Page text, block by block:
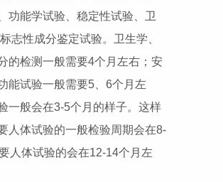
功能学试验、稳定性试验、卫
志性成分鉴定试验。卫生学、
的检测一般需要4个月左右；安
能试验一般需要5、6个月左
一般会在3-5个月的样子。这样
人体试验的一般检验周期会在8-
人体试验的会在12-14个月左